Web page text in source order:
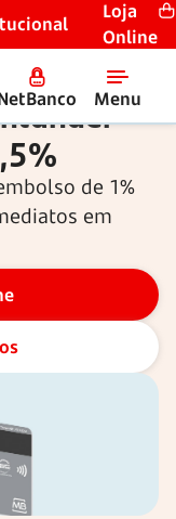
Loja
Online
Menu
de 1%
em